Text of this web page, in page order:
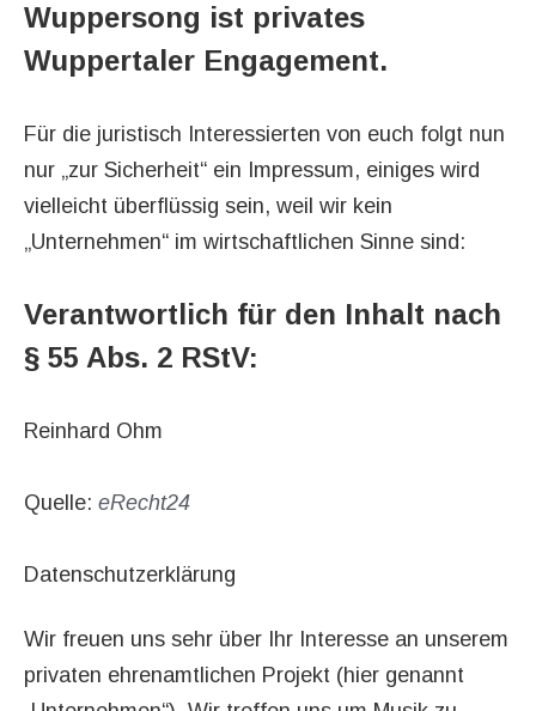
Wuppersong ist privates
Wuppertaler Engagement.
Für die juristisch Interessierten von euch folgt nun
nur „zur Sicherheit“ ein Impressum, einiges wird
vielleicht überflüssig sein, weil wir kein
„Unternehmen“ im wirtschaftlichen Sinne sind:
Verantwortlich für den Inhalt nach
§ 55 Abs. 2 RStV:
Reinhard Ohm
Quelle: eRecht24
Datenschutzerklärung
Wir freuen uns sehr über Ihr Interesse an unserem
privaten ehrenamtlichen Projekt (hier genannt